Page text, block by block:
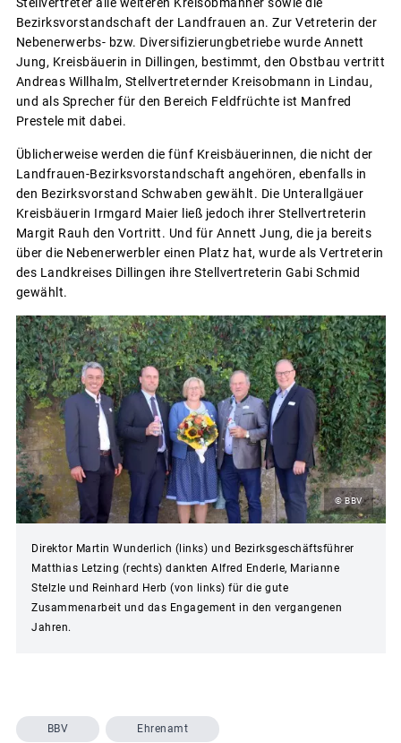
Bezirksvorstandschaft der Landfrauen an. Zur Vetreterin der
Nebenerwerbs- bzw. Diversifizierungbetriebe wurde Annett
Jung, Kreisbäuerin in Dillingen, bestimmt, den Obstbau vertritt
Andreas Willhalm, Stellvertreternder Kreisobmann in Lindau,
und als Sprecher für den Bereich Feldfrüchte ist Manfred
Prestele mit dabei.
Üblicherweise werden die fünf Kreisbäuerinnen, die nicht der
Landfrauen-Bezirksvorstandschaft angehören, ebenfalls in
den Bezirksvorstand Schwaben gewählt. Die Unterallgäuer
Kreisbäuerin Irmgard Maier ließ jedoch ihrer Stellvertreterin
Margit Rauh den Vortritt. Und für Annett Jung, die ja bereits
über die Nebenerwerbler einen Platz hat, wurde als Vertreterin
des Landkreises Dillingen ihre Stellvertreterin Gabi Schmid
gewählt.
© BBV
Direktor Martin Wunderlich (links) und Bezirksgeschäftsführer
Matthias Letzing (rechts) dankten Alfred Enderle, Marianne
Stelzle und Reinhard Herb (von links) für die gute
Zusammenarbeit und das Engagement in den vergangenen
Jahren.
BBV Ehrenamt